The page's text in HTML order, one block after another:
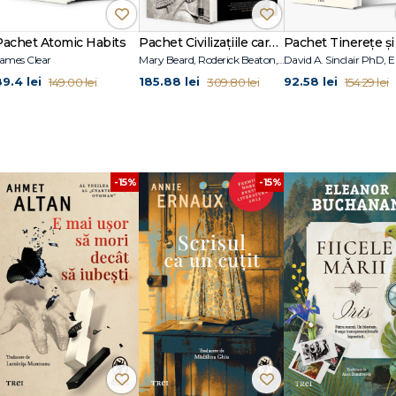
Atomic Habits
Clear
lei 149.00 lei
Pachet Civilizațiile care au construit Occidentul
Mary Beard, Roderick Beaton, Lloyd Llewellyn-Jones
185.88 lei 309.80 lei 92.58 lei 154.29 lei
-15% -15%